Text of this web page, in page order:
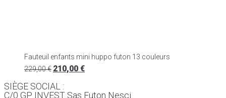
Fauteuil enfants mini huppo futon 13 couleurs
229,00€ 210,00 €
SIÈGE SOCIAL :
C/0 GP INVEST Sas Futon Nesci